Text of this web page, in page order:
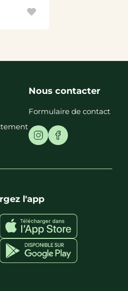
Nous contacter
Formulaire de contact
l'app